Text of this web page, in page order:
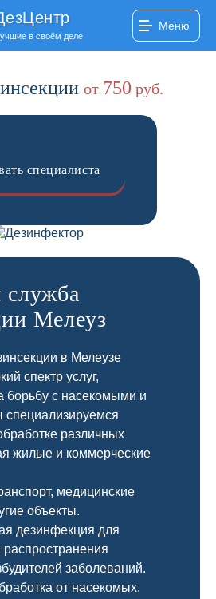
в своём деле
Меню
от 750 руб.
специалиста
служба
Мелеуз
в Мелеузе
спектр услуг,
борьбу с насекомыми и
различных
жилые и коммерческие
, медицинские
объекты.
дезинфекция для
заболеваний.
от насекомых,